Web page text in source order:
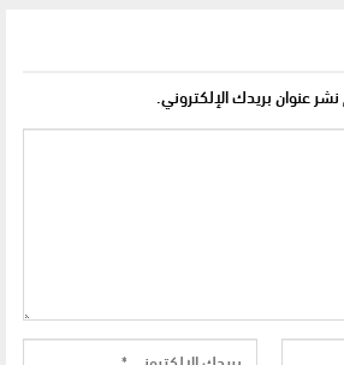
عنوان بريدك الإلكتروني.